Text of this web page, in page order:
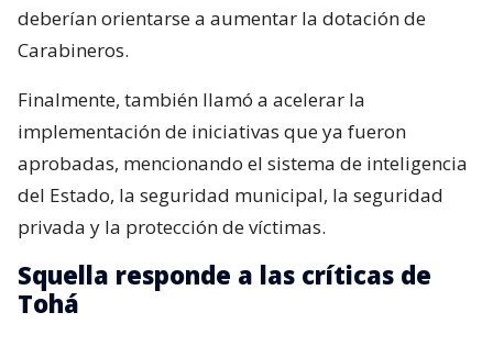
deberían orientarse a aumentar la dotación de
Carabineros.
Finalmente, también llamó a acelerar la
implementación de iniciativas que ya fueron
aprobadas, mencionando el sistema de inteligencia
del Estado, la seguridad municipal, la seguridad
privada y la protección de víctimas.
Squella responde a las críticas de
Tohá